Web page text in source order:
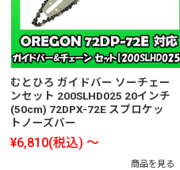
むとひろ ガイドバー ソーチェー
ンセット 200SLHD025 20インチ
(50cm) 72DPX-72E スプロケッ
トノーズバー
¥6,810(税込) ～
商品を見る